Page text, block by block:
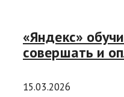
«Яндекс»
совершать и
15.03.2026